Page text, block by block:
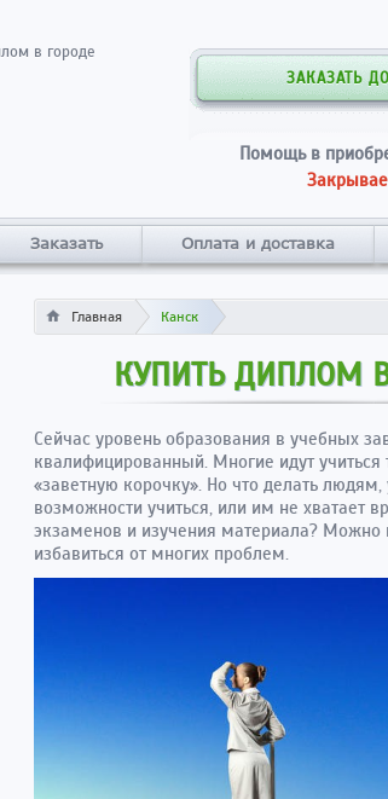
в городе
ЗАКАЗАТЬ
Помощь в
Заказать Оплата и доставка
Главная Канск
КУПИТЬ ДИПЛОМ
Сейчас уровень образования в учебных
квалифицированный. Многие идут учиться
«заветную корочку». Но что делать
возможности учиться, или им не хватает
экзаменов и изучения материала? Можно
избавиться от многих проблем.